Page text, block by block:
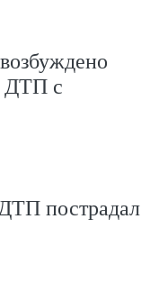
ДТП с
пострадал